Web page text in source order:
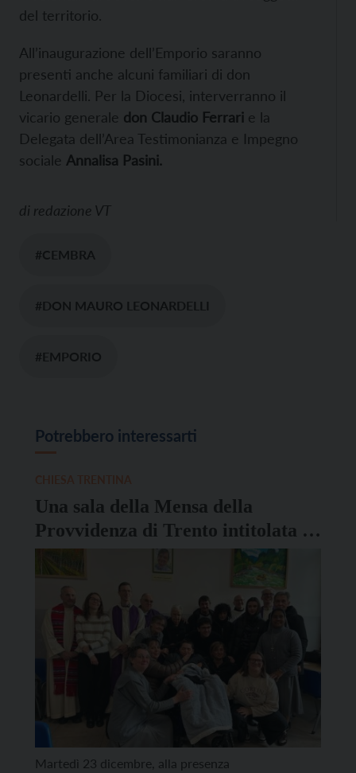
del territorio.
All’inaugurazione dell’Emporio saranno
presenti anche alcuni familiari di don
Leonardelli. Per la Diocesi, interverranno il
vicario generale don Claudio Ferrari e la
Delegata dell’Area Testimonianza e Impegno
sociale Annalisa Pasini.
di redazione VT
#CEMBRA
#DON MAURO LEONARDELLI
#EMPORIO
Potrebbero interessarti
Una sala della Mensa della
Provvidenza di Trento intitolata a
don Mauro Leonardelli
Martedì 23 dicembre, alla presenza